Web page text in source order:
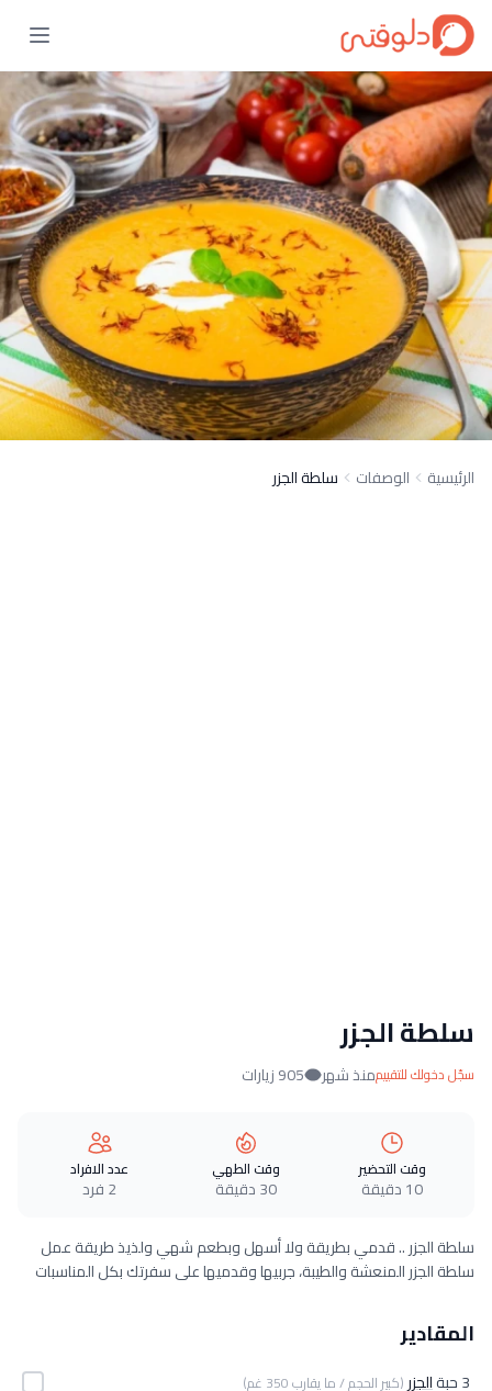
الرئيسية الوصفات سلطة الجزر
سلطة الجزر
سجّل دخولك للتقييممنذ شهر 905 زيارات
وقت التحضير
10 دقيقة
وقت الطهي
30 دقيقة
عدد الافراد
2 فرد
سلطة الجزر .. قدمي بطريقة ولا أسهل وبطعم شهي ولذيذ طريقة عمل
سلطة الجزر المنعشة والطيبة، جربيها وقدميها على سفرتك بكل المناسبات
المقادير
3 حبة الجزر (كبير الحجم / ما يقارب 350 غم)